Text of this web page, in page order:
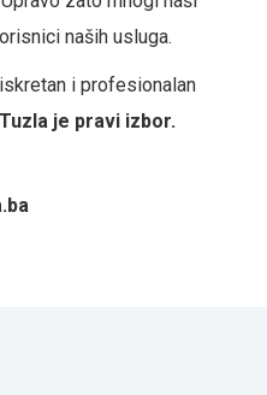
naših usluga.
i profesionalan
je pravi izbor.